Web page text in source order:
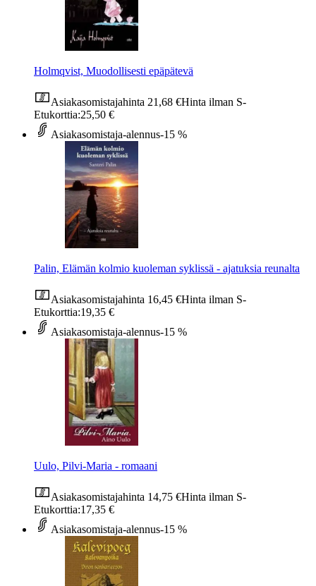
Holmqvist, Muodollisesti epäpätevä
Asiakasomistajahinta 21,68 €Hinta ilman S-
Etukorttia:25,50 €
Asiakasomistaja-alennus-15 %
Palin, Elämän kolmio kuoleman syklissä - ajatuksia reunalta
Asiakasomistajahinta 16,45 €Hinta ilman S-
Etukorttia:19,35 €
Asiakasomistaja-alennus-15 %
Uulo, Pilvi-Maria - romaani
Asiakasomistajahinta 14,75 €Hinta ilman S-
Etukorttia:17,35 €
Asiakasomistaja-alennus-15 %